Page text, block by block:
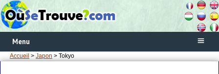
Menu
Accueil > Japon > Tokyo